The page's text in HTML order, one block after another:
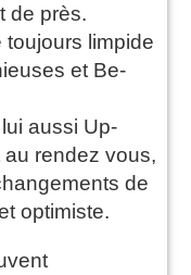
de près.
toujours limpide
et Be-
aussi Up-
rendez vous,
de
optimiste.